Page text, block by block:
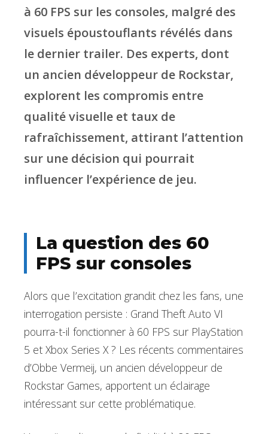
à 60 FPS sur les consoles, malgré des
visuels époustouflants révélés dans
le dernier trailer. Des experts, dont
un ancien développeur de Rockstar,
explorent les compromis entre
qualité visuelle et taux de
rafraîchissement, attirant l’attention
sur une décision qui pourrait
influencer l’expérience de jeu.
La question des 60
FPS sur consoles
Alors que l’excitation grandit chez les fans, une
interrogation persiste : Grand Theft Auto VI
pourra-t-il fonctionner à 60 FPS sur PlayStation
5 et Xbox Series X ? Les récents commentaires
d’Obbe Vermeij, un ancien développeur de
Rockstar Games, apportent un éclairage
intéressant sur cette problématique.